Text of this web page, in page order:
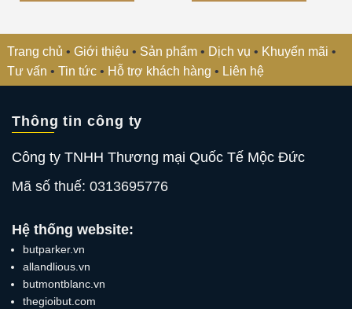
Trang chủ • Giới thiệu • Sản phẩm • Dịch vụ • Khuyến mãi •
Tư vấn • Tin tức • Hỗ trợ khách hàng • Liên hệ
Thông tin công ty
Công ty TNHH Thương mại Quốc Tế Mộc Đức
Mã số thuế: 0313695776
Hệ thống website:
butparker.vn
allandlious.vn
butmontblanc.vn
thegioibut.com